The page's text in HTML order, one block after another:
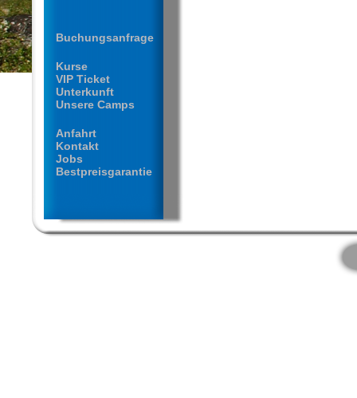
Buchungsanfrage
Kurse
VIP Ticket
Unterkunft
Unsere Camps
Anfahrt
Kontakt
Jobs
Bestpreisgarantie